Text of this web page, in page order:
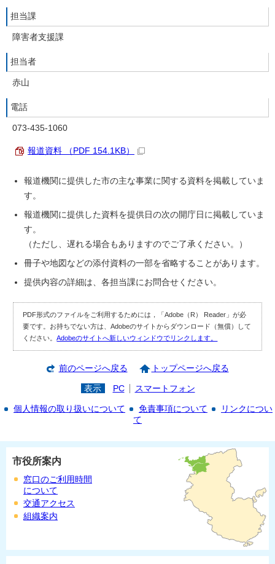
担当課
障害者支援課
担当者
赤山
電話
073-435-1060
報道資料 （PDF 154.1KB）
報道機関に提供した市の主な事業に関する資料を掲載していま
す。
報道機関に提供した資料を提供日の次の開庁日に掲載していま
す。
（ただし、遅れる場合もありますのでご了承ください。）
冊子や地図などの添付資料の一部を省略することがあります。
提供内容の詳細は、各担当課にお問合せください。
PDF形式のファイルをご利用するためには，「Adobe（R） Reader」が必
要です。お持ちでない方は、Adobeのサイトからダウンロード（無償）して
ください。Adobeのサイトへ新しいウィンドウでリンクします。
前のページへ戻る トップページへ戻る
表示 PC スマートフォン
個人情報の取り扱いについて 免責事項について
リンクについ
て
市役所案内
窓口のご利用時間
について
交通アクセス
組織案内